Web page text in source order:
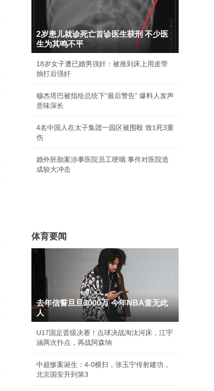
2岁患儿就诊死亡首诊医生获刑 不少医
生为其鸣不平
18岁女子遭已婚男强奸：被推到床上用皮带
抽打后强奸
穆杰塔巴被指给总统下"最后警告" 爆料人发声
意味深长
4名中国人在太子集团一园区被围殴 致1死3重
伤
婚外胚胎案涉事医院员工哽咽:事件对医院造
成较大冲击
体育要闻
去年信誓旦旦3000万 今年NBA查无此
人
U17国足晋级决赛！点球决战淘汰河床，江宇
涵两次扑点，再战阿森纳
中超惨案诞生：4-0横扫，张玉宁传射建功，
北京国安升到第3